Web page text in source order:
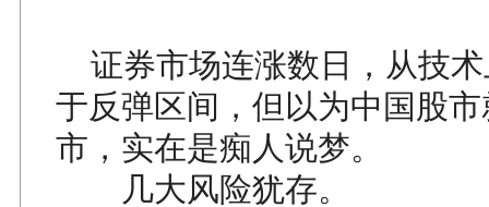
证券市场连涨数日，从技
于反弹区间，但以为中国股
市，实在是痴人说梦。
几大风险犹存。